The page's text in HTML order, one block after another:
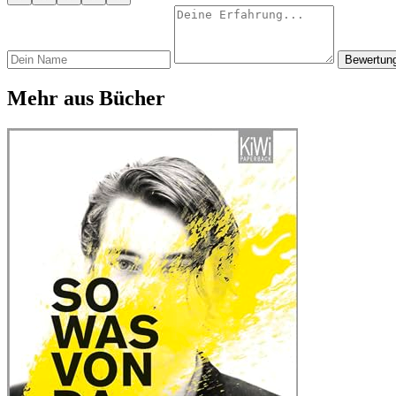
Mehr aus Bücher